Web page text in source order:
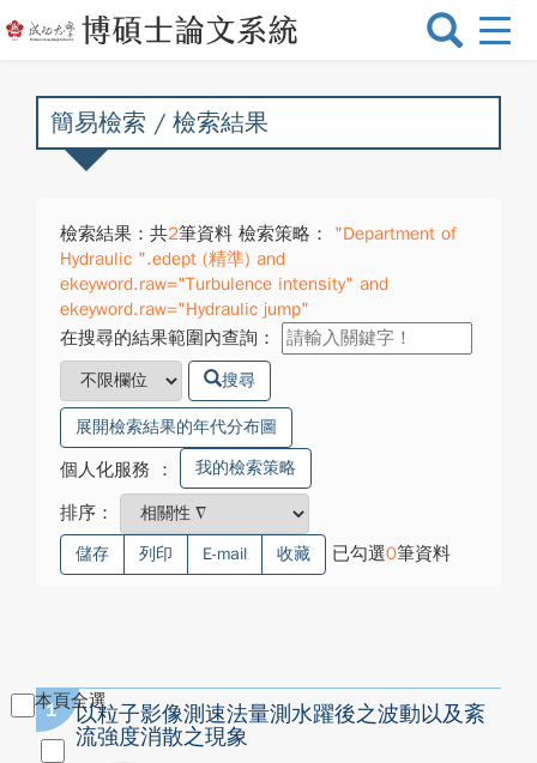
選
換
簡易檢索 / 檢索結果
檢索結果：共2筆資料 檢索策略：
"Department of
Hydraulic ".edept (精準) and
ekeyword.raw="Turbulence intensity" and
ekeyword.raw="Hydraulic jump"
在搜尋的結果範圍內查詢：
搜尋
展開檢索結果的年代分布圖
個人化服務 ： 我的檢索策略
排序：
儲存 列印 E-mail 收藏 已勾選0筆資料
本頁全選
1
以粒子影像測速法量測水躍後之波動以及紊
流強度消散之現象